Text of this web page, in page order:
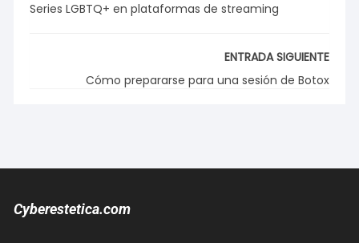
Series LGBTQ+ en plataformas de streaming
ENTRADA SIGUIENTE
Cómo prepararse para una sesión de Botox
Cyberestetica.com